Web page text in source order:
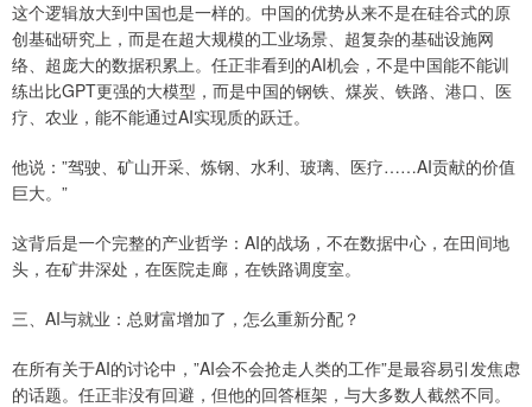
这个逻辑放大到中国也是一样的。中国的优势从来不是在硅谷式的原
创基础研究上，而是在超大规模的工业场景、超复杂的基础设施网
络、超庞大的数据积累上。任正非看到的AI机会，不是中国能不能训
练出比GPT更强的大模型，而是中国的钢铁、煤炭、铁路、港口、医
疗、农业，能不能通过AI实现质的跃迁。
他说：”驾驶、矿山开采、炼钢、水利、玻璃、医疗……AI贡献的价值
巨大。”
这背后是一个完整的产业哲学：AI的战场，不在数据中心，在田间地
头，在矿井深处，在医院走廊，在铁路调度室。
三、AI与就业：总财富增加了，怎么重新分配？
在所有关于AI的讨论中，”AI会不会抢走人类的工作”是最容易引发焦虑
的话题。任正非没有回避，但他的回答框架，与大多数人截然不同。